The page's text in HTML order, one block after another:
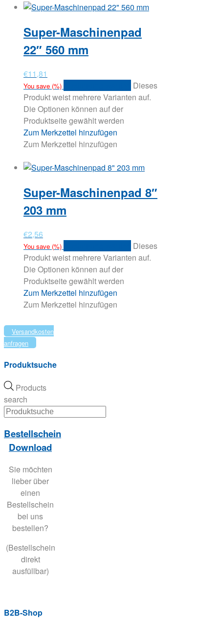
Super-Maschinenpad
22″ 560 mm
€11,81
You save (%)
Dieses
Produkt weist mehrere Varianten auf.
Die Optionen können auf der
Produktseite gewählt werden
Zum Merkzettel hinzufügen
Zum Merkzettel hinzufügen
Super-Maschinenpad 8″
203 mm
€2,56
You save (%)
Dieses
Produkt weist mehrere Varianten auf.
Die Optionen können auf der
Produktseite gewählt werden
Zum Merkzettel hinzufügen
Zum Merkzettel hinzufügen
Versandkosten
anfragen
Produktsuche
Products
search
Bestellschein
Download
Sie möchten
lieber über
einen
Bestellschein
bei uns
bestellen?
(Bestellschein
direkt
ausfüllbar)
B2B-Shop